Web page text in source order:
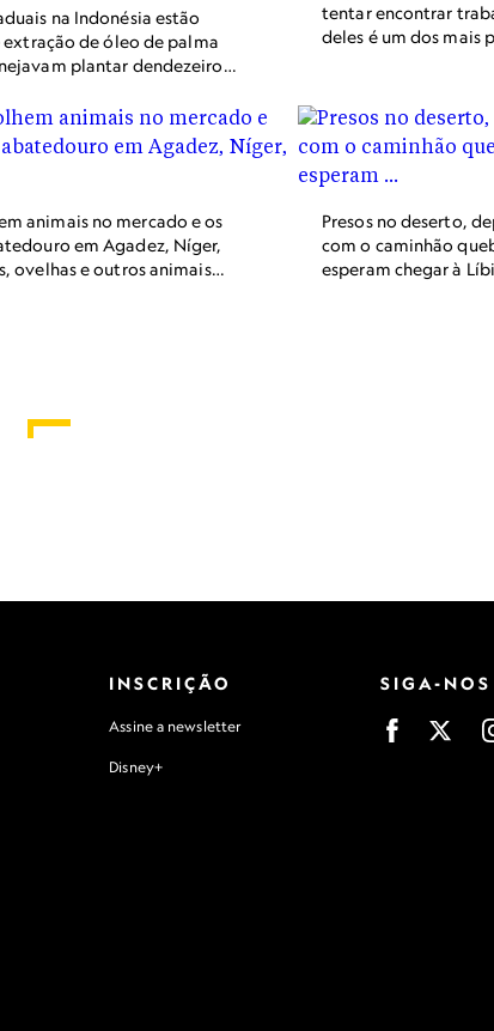
na Indonésia estão
de óleo de palma
plantar dendezeiros
tentar encontrar
deles é um dos mais
animais no mercado e os
em Agadez, Níger,
ovelhas e outros animais
Presos no deserto,
com o caminhão
esperam chegar à
INSCRIÇÃO
Assine a newsletter
Disney+
SIGA-NOS